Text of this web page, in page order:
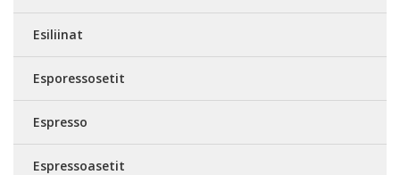
Esiliinat
Esporessosetit
Espresso
Espressoasetit